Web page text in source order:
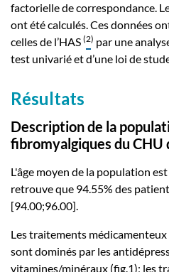
factorielle de correspondance.
ont été calculés. Ces données
celles de l’HAS (2) par une
test univarié et d’une loi de
Résultats
Description de la
fibromyalgiques du CHU
L'âge moyen de la population
retrouve que 94.55% des
[94.00;96.00].
Les traitements
sont dominés par les
vitamines/minéraux (fig.1); les